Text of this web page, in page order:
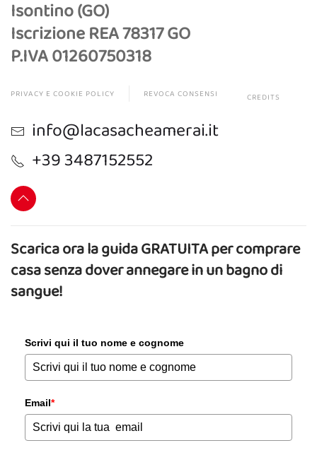
Isontino (GO)
Iscrizione REA 78317 GO
P.IVA 01260750318
PRIVACY E COOKIE POLICY REVOCA CONSENSI CREDITS
info@lacasacheamerai.it
+39 3487152552
Scarica ora la guida GRATUITA per comprare
casa senza dover annegare in un bagno di
sangue!
Scrivi qui il tuo nome e cognome
Email*